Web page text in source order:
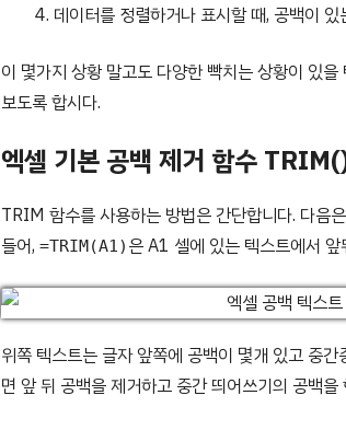
데이터를 정렬하거나 표시할 때, 공백이
이 몇가지 상황 말고도 다양한 빡치는 상황이 있
보도록 합시다.
엑셀 기본 공백 제거 함수
TRIM 함수를 사용하는 방법은 간단합니다. 다음
들어, =TRIM(A1) 은 A1 셀에 있는 텍스트에서
위쪽 텍스트는 글자 앞쪽에 공백이 몇개 있고 중
면 앞 뒤 공백을 제거하고 중간 띄어쓰기의 공백을